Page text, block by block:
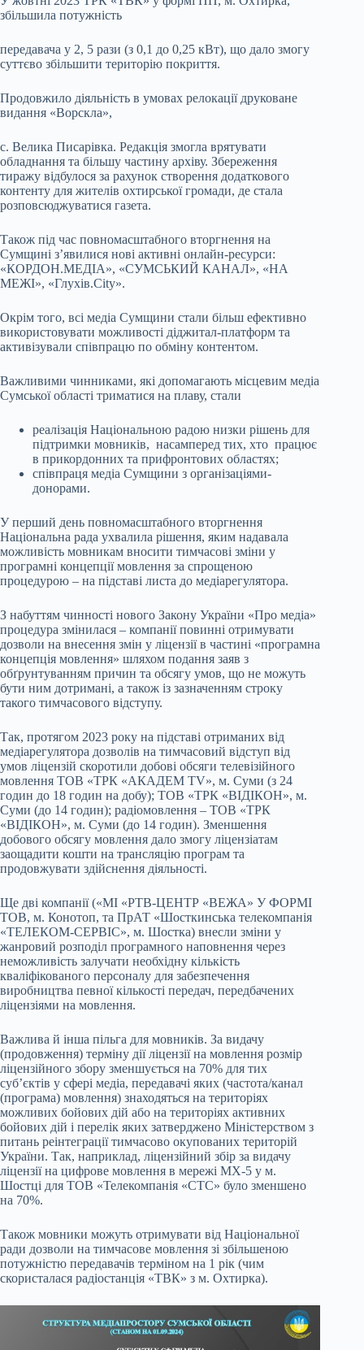
збільшила потужність
передавача у 2, 5 рази (з 0,1 до 0,25 кВт), що дало змогу
суттєво збільшити територію покриття.
Продовжило діяльність в умовах релокації друковане
видання «Ворскла»,
с. Велика Писарівка. Редакція змогла врятувати
обладнання та більшу частину архіву. Збереження
тиражу відбулося за рахунок створення додаткового
контенту для жителів охтирської громади, де стала
розповсюджуватися газета.
Також під час повномасштабного вторгнення на
Сумщині з’явилися нові активні онлайн-ресурси:
«КОРДОН.МЕДІА», «СУМСЬКИЙ КАНАЛ», «НА
МЕЖІ», «Глухів.City».
Окрім того, всі медіа Сумщини стали більш ефективно
використовувати можливості діджитал-платформ та
активізували співпрацю по обміну контентом.
Важливими чинниками, які допомагають місцевим медіа
Сумської області триматися на плаву, стали
реалізація Національною радою низки рішень для
підтримки мовників, насамперед тих, хто працює
в прикордонних та прифронтових областях;
співпраця медіа Сумщини з організаціями-
донорами.
У перший день повномасштабного вторгнення
Національна рада ухвалила рішення, яким надавала
можливість мовникам вносити тимчасові зміни у
програмні концепції мовлення за спрощеною
процедурою – на підставі листа до медіарегулятора.
З набуттям чинності нового Закону України «Про медіа»
процедура змінилася – компанії повинні отримувати
дозволи на внесення змін у ліцензії в частині «програмна
концепція мовлення» шляхом подання заяв з
обґрунтуванням причин та обсягу умов, що не можуть
бути ним дотримані, а також із зазначенням строку
такого тимчасового відступу.
Так, протягом 2023 року на підставі отриманих від
медіарегулятора дозволів на тимчасовий відступ від
умов ліцензій скоротили добові обсяги телевізійного
мовлення ТОВ «ТРК «АКАДЕМ TV», м. Суми (з 24
годин до 18 годин на добу); ТОВ «ТРК «ВІДІКОН», м.
Суми (до 14 годин); радіомовлення – ТОВ «ТРК
«ВІДІКОН», м. Суми (до 14 годин). Зменшення
добового обсягу мовлення дало змогу ліцензіатам
заощадити кошти на трансляцію програм та
продовжувати здійснення діяльності.
Ще дві компанії («МІ «РТВ-ЦЕНТР «ВЕЖА» У ФОРМІ
ТОВ, м. Конотоп, та ПрАТ «Шосткинська телекомпанія
«ТЕЛЕКОМ-СЕРВІС», м. Шостка) внесли зміни у
жанровий розподіл програмного наповнення через
неможливість залучати необхідну кількість
кваліфікованого персоналу для забезпечення
виробництва певної кількості передач, передбачених
ліцензіями на мовлення.
Важлива й інша пільга для мовників. За видачу
(продовження) терміну дії ліцензії на мовлення розмір
ліцензійного збору зменшується на 70% для тих
суб’єктів у сфері медіа, передавачі яких (частота/канал
(програма) мовлення) знаходяться на територіях
можливих бойових дій або на територіях активних
бойових дій і перелік яких затверджено Міністерством з
питань реінтеграції тимчасово окупованих територій
України. Так, наприклад, ліцензійний збір за видачу
ліцензії на цифрове мовлення в мережі МХ-5 у м.
Шостці для ТОВ «Телекомпанія «СТС» було зменшено
на 70%.
Також мовники можуть отримувати від Національної
ради дозволи на тимчасове мовлення зі збільшеною
потужністю передавачів терміном на 1 рік (чим
скористалася радіостанція «ТВК» з м. Охтирка).